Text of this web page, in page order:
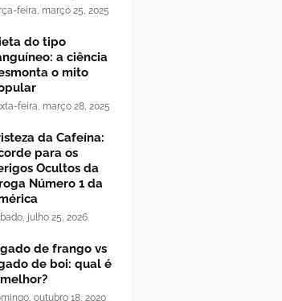
feira, março 25, 2025
do tipo
a ciência
o mito
feira, março 28, 2025
da Cafeína:
para os
Ocultos da
Número 1 da
julho 25, 2026
de frango vs
de boi: qual é
outubro 18, 2020